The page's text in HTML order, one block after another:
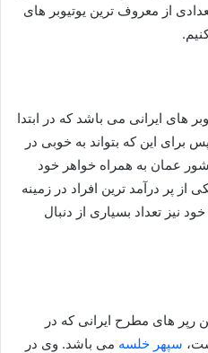
از معروف ترین یوتیوبر های
های ایرانی می باشد که در ابتدا
برای این که بتواند به خوبی در
کشور عمان به همراه خواهر خود
پر درآمد ترین افراد در زمینه
نیز تعداد بسیاری از دنبال
رپر های مطرح ایرانی که در
سپهر خلسه می باشد. وی در